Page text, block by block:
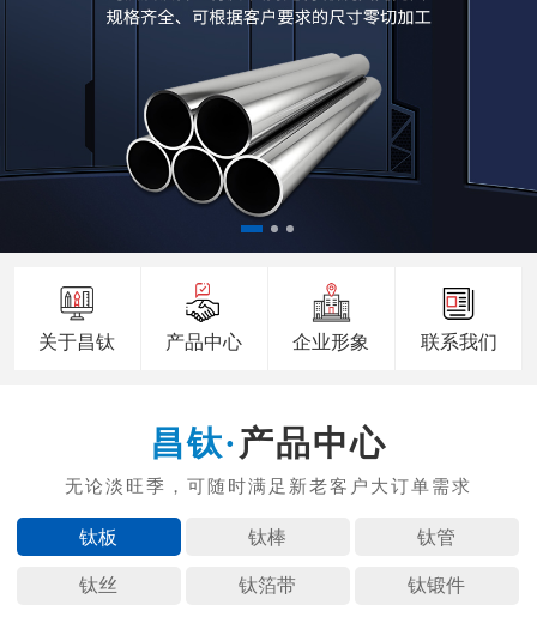
关于昌钛 产品中心 企业形象 联系我们
产品中心
钛板 钛棒 钛管
钛丝 钛箔带 钛锻件